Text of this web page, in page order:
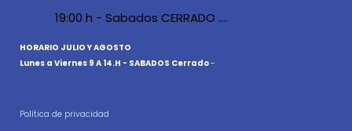
19:00 h - Sabados CERRADO ....
HORARIO JULIO Y AGOSTO
Lunes a Viernes 9 A 14.H - SABADOS Cerrado-
Política de privacidad